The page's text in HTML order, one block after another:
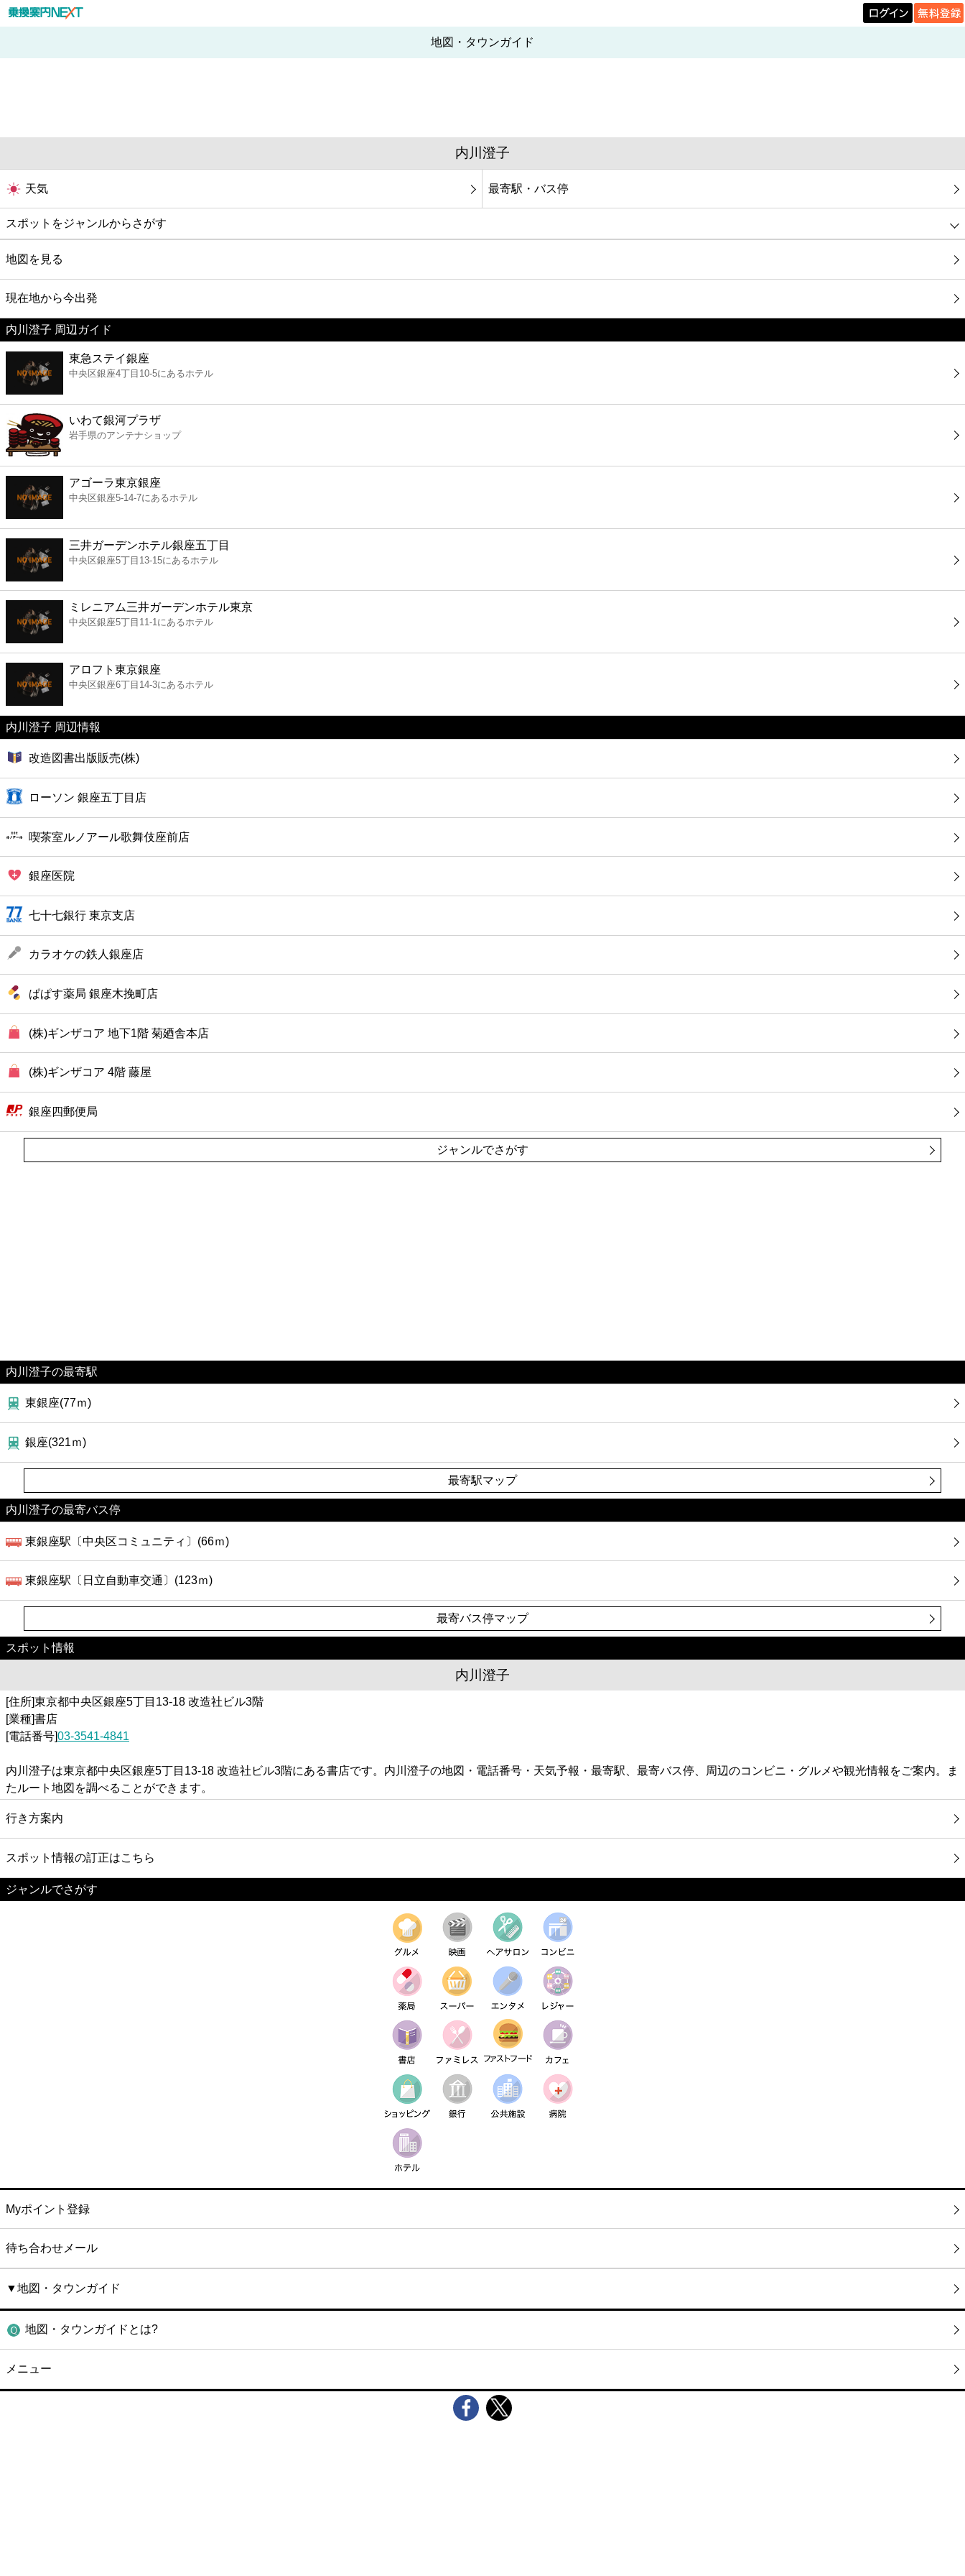
地図・タウンガイド
内川澄子
天気 最寄駅・バス停
スポットをジャンルからさがす
グルメ
映画
美容
コンビニ
薬局
スーパー
エンタメ
レジャー
書店
ファミレス
ファーストフード
カフェ
ショッピング
銀行
公共
地図を見る
現在地から今出発
内川澄子 周辺ガイド
東急ステイ銀座
中央区銀座4丁目10-5にあるホテル
いわて銀河プラザ
岩手県のアンテナショップ
アゴーラ東京銀座
中央区銀座5-14-7にあるホテル
三井ガーデンホテル銀座五丁目
中央区銀座5丁目13-15にあるホテル
ミレニアム三井ガーデンホテル東京
中央区銀座5丁目11-1にあるホテル
アロフト東京銀座
中央区銀座6丁目14-3にあるホテル
内川澄子 周辺情報
改造図書出版販売(株)
ローソン 銀座五丁目店
喫茶室ルノアール歌舞伎座前店
銀座医院
七十七銀行 東京支店
カラオケの鉄人銀座店
ぱぱす薬局 銀座木挽町店
(株)ギンザコア 地下1階 菊廼舎本店
(株)ギンザコア 4階 藤屋
銀座四郵便局
ジャンルでさがす
内川澄子の最寄駅
東銀座(77ｍ)
銀座(321ｍ)
最寄駅マップ
内川澄子の最寄バス停
東銀座駅〔中央区コミュニティ〕(66ｍ)
東銀座駅〔日立自動車交通〕(123ｍ)
最寄バス停マップ
スポット情報
内川澄子
[住所]東京都中央区銀座5丁目13-18 改造社ビル3階
[業種]書店
[電話番号]03-3541-4841
内川澄子は東京都中央区銀座5丁目13-18 改造社ビル3階にある書店です。内川澄子の地図・電話番号・天気予報・最寄駅、最寄バス停、周辺のコンビニ・グルメや観光情報をご案内。ま
たルート地図を調べることができます。
行き方案内
スポット情報の訂正はこちら
ジャンルでさがす
Myポイント登録
待ち合わせメール
▼地図・タウンガイド
地図・タウンガイドとは?
メニュー